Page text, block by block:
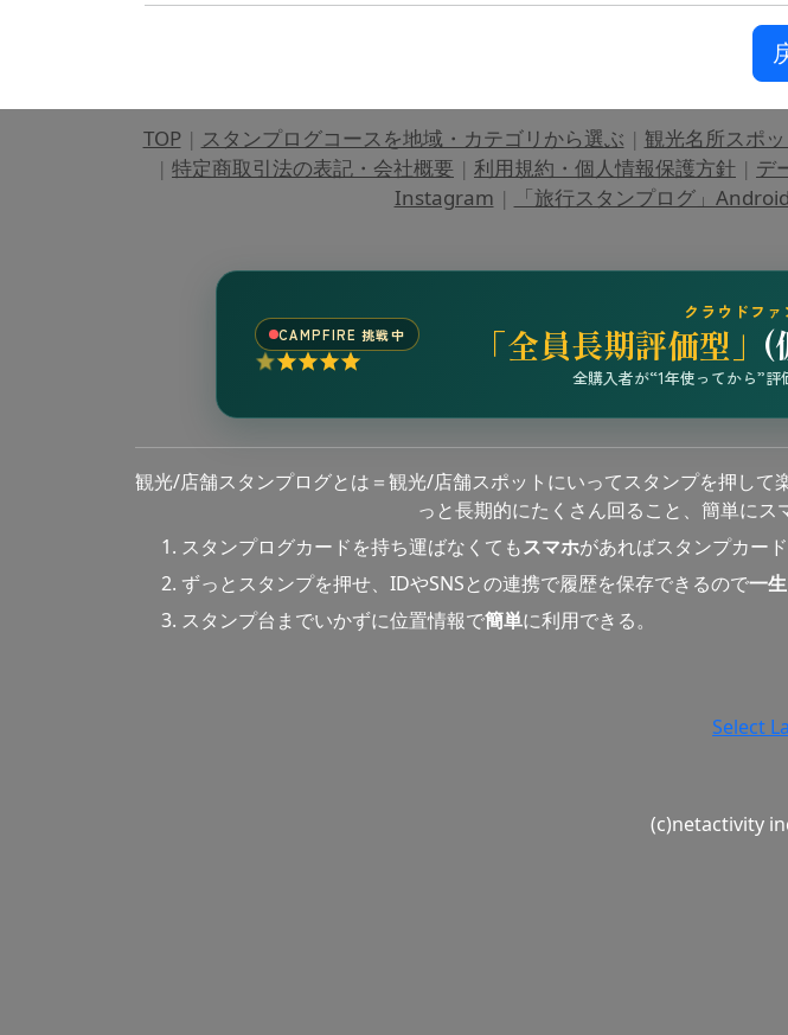
TOP| スタンプログコースを地域・カテゴリから選ぶ | 観光名所スポ
| 特定商取引法の表記・会社概要 | 利用規約・個人情報保護方針 | デ
Instagram | 「旅行スタンプログ」
CAMPFIRE 挑戦中
クラウドファ
「全員長期評価型」 (
全購入者が“1年使ってから”評
観光/店舗スタンプログとは＝観光/店舗スポットにいってスタンプを押して
っと長期的にたくさん回ること、簡単にス
スタンプログカードを持ち運ばなくてもスマホがあればスタンプカー
ずっとスタンプを押せ、IDやSNSとの連携で履歴を保存できるので一
スタンプ台までいかずに位置情報で簡単に利用できる。
Select
(c)netactivity